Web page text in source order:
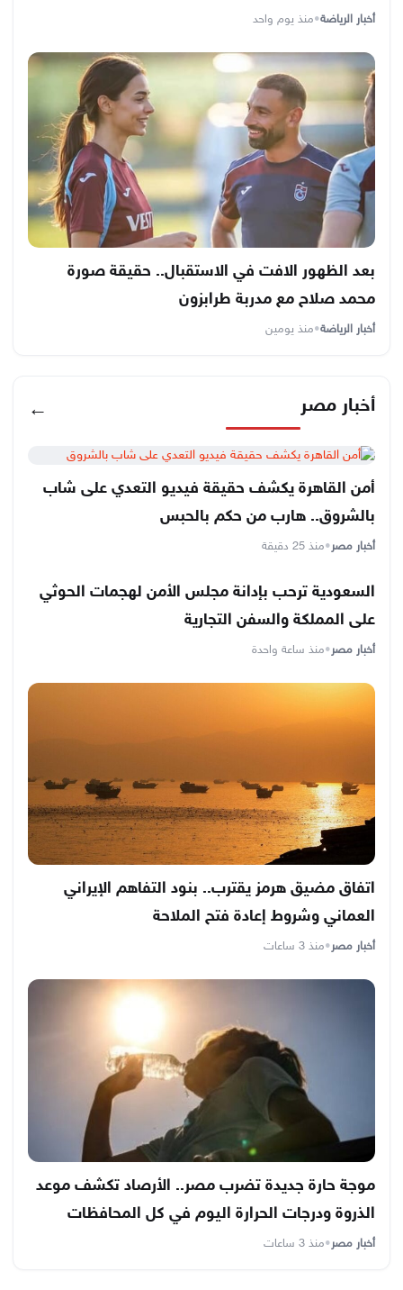
أخبار الرياضة•منذ يوم واحد
بعد الظهور الافت في الاستقبال.. حقيقة صورة
محمد صلاح مع مدربة طرابزون
أخبار الرياضة•منذ يومين
أخبار مصر ←
أمن القاهرة يكشف حقيقة فيديو التعدي على شاب
بالشروق.. هارب من حكم بالحبس
أخبار مصر•منذ 25 دقيقة
السعودية ترحب بإدانة مجلس الأمن لهجمات الحوثي
على المملكة والسفن التجارية
أخبار مصر•منذ ساعة واحدة
اتفاق مضيق هرمز يقترب.. بنود التفاهم الإيراني
العماني وشروط إعادة فتح الملاحة
أخبار مصر•منذ 3 ساعات
موجة حارة جديدة تضرب مصر.. الأرصاد تكشف موعد
الذروة ودرجات الحرارة اليوم في كل المحافظات
أخبار مصر•منذ 3 ساعات